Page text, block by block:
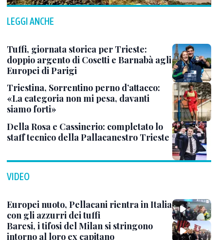
LEGGI ANCHE
Tuffi, giornata storica per Trieste:
doppio argento di Cosetti e Barnabà agli
Europei di Parigi
Triestina, Sorrentino perno d’attacco:
«La categoria non mi pesa, davanti
siamo forti»
Della Rosa e Cassinerio: completato lo
staff tecnico della Pallacanestro Trieste
VIDEO
Europei nuoto, Pellacani rientra in Italia
con gli azzurri dei tuffi
Baresi, i tifosi del Milan si stringono
intorno al loro ex capitano